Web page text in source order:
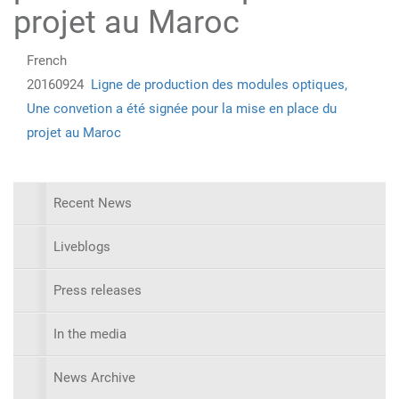
projet au Maroc
French
20160924 Ligne de production des modules optiques,
Une convetion a été signée pour la mise en place du
projet au Maroc
Recent News
Liveblogs
Press releases
In the media
News Archive